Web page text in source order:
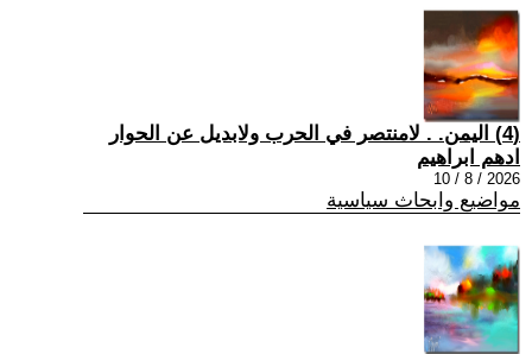
(4) اليمن. . لامنتصر في الحرب ولابديل عن الحوار
ادهم ابراهيم
2026 / 8 / 10
مواضيع وابحاث سياسية